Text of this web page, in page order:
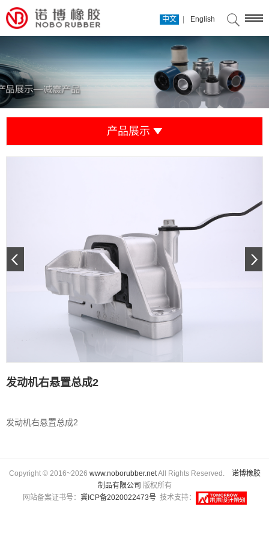
中文 English
产品展示
发动机右悬置总成2
发动机右悬置总成2
Copyright © 2016~2026 www.noborubber.netAll Rights Reserved. 诺博橡胶
制品有限公司 版权所有
网站备案证书号： 冀ICP备2020022473号技术支持：